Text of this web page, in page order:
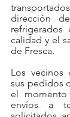
dirección
refrigerados
calidad y el
de Fresca.
Los vecinos
sus pedidos
el
envíos a